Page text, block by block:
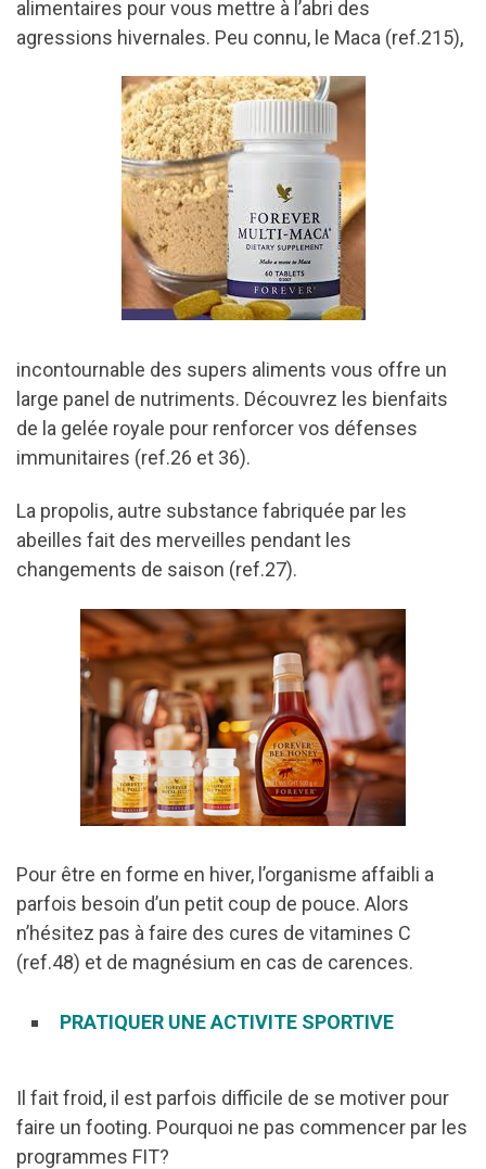
alimentaires pour vous mettre à l’abri des
agressions hivernales. Peu connu, le Maca (ref.215),
incontournable des supers aliments vous offre un
large panel de nutriments. Découvrez les bienfaits
de la gelée royale pour renforcer vos défenses
immunitaires (ref.26 et 36).
La propolis, autre substance fabriquée par les
abeilles fait des merveilles pendant les
changements de saison (ref.27).
Pour être en forme en hiver, l’organisme affaibli a
parfois besoin d’un petit coup de pouce. Alors
n’hésitez pas à faire des cures de vitamines C
(ref.48) et de magnésium en cas de carences.
PRATIQUER UNE ACTIVITE SPORTIVE
Il fait froid, il est parfois difficile de se motiver pour
faire un footing. Pourquoi ne pas commencer par les
programmes FIT?